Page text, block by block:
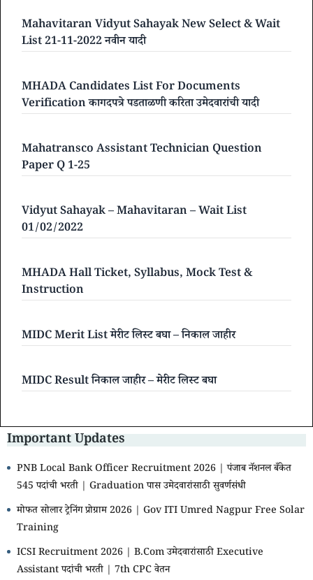
Mahavitaran Vidyut Sahayak New Select & Wait
List 21-11-2022 नवीन यादी
MHADA Candidates List For Documents
Verification कागदपत्रे पडताळणी करिता उमेदवारांची यादी
Mahatransco Assistant Technician Question
Paper Q 1-25
Vidyut Sahayak – Mahavitaran – Wait List
01/02/2022
MHADA Hall Ticket, Syllabus, Mock Test &
Instruction
MIDC Merit List मेरीट लिस्ट बघा – निकाल जाहीर
MIDC Result निकाल जाहीर – मेरीट लिस्ट बघा
Important Updates
PNB Local Bank Officer Recruitment 2026 | पंजाब नॅशनल बँकेत
545 पदांची भरती | Graduation पास उमेदवारांसाठी सुवर्णसंधी
मोफत सोलार ट्रेनिंग प्रोग्राम 2026 | Gov ITI Umred Nagpur Free Solar
Training
ICSI Recruitment 2026 | B.Com उमेदवारांसाठी Executive
Assistant पदांची भरती | 7th CPC वेतन